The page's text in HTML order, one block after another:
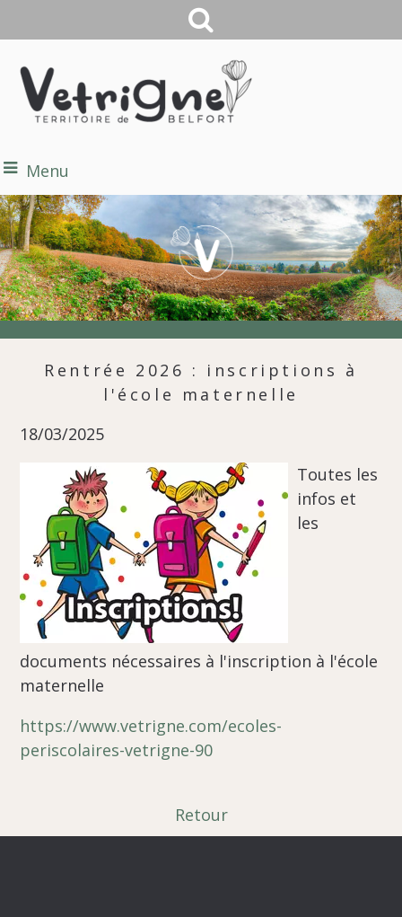
Menu
Rentrée 2026 : inscriptions à
l'école maternelle
18/03/2025
Toutes les
infos et
les
documents nécessaires à l'inscription à l'école
maternelle
https://www.vetrigne.com/ecoles-
periscolaires-vetrigne-90
Retour